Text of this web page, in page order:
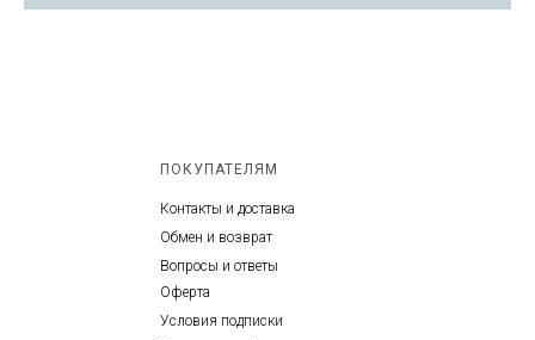
ПОКУПАТЕЛЯМ
Контакты и доставка
Обмен и возврат
Вопросы и ответы
Оферта
Условия подписки